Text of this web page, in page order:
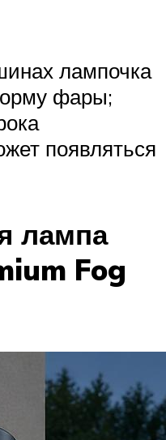
лампочка
фары;
появляться
лампа
Fog